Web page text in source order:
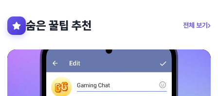
숨은 꿀팁 추천 전체 보기